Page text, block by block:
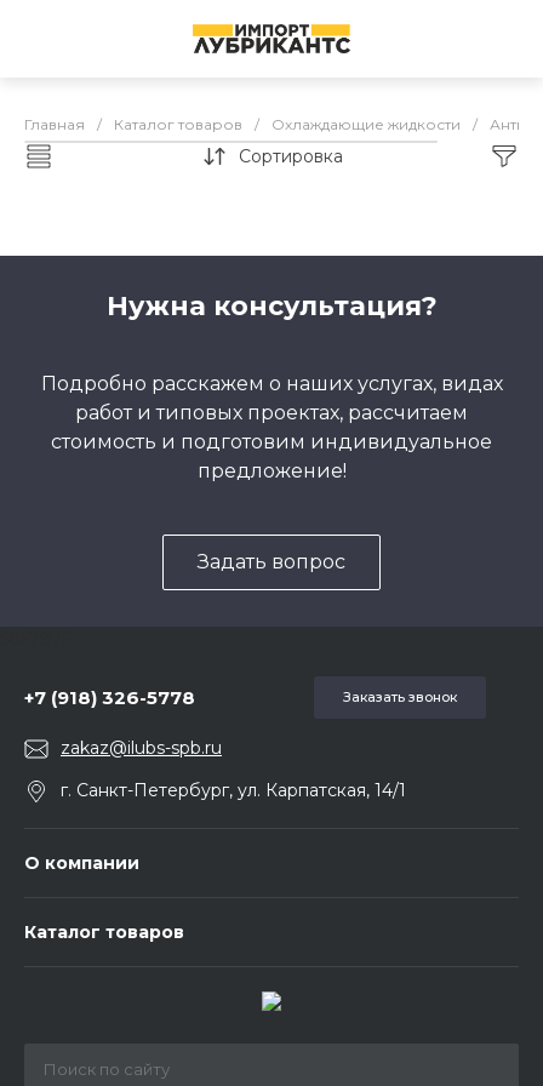
Главная / Каталог товаров / Охлаждающие жидкости /
Каталог товаров
Сортировка
Нужна консультация?
Подробно расскажем о наших услугах, видах
работ и типовых проектах, рассчитаем
стоимость и подготовим индивидуальное
предложение!
Задать вопрос
+7 (918) 326-5778 Заказать звонок
zakaz@ilubs-spb.ru
г. Санкт-Петербург, ул. Карпатская, 14/1
О компании
Каталог товаров